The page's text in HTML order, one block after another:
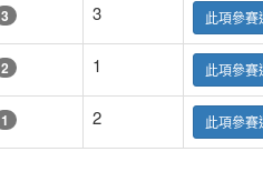
3 3 此項參賽
2 1 此項參賽
1 2 此項參賽